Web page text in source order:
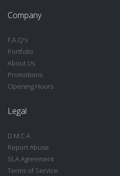
Company
F.A.Q's
Portfolio
About Us
Promotions
Opening Hours
Legal
D.M.C.A
Report Abuse
SLA Agreement
Terms of Service